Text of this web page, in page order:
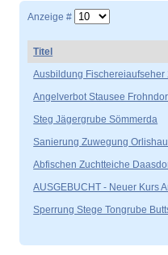
Anzeige #
Titel
Ausbildung Fischereiaufseher
Angelverbot Stausee
Steg Jägergrube Sömmerda
Sanierung Zuwegung
Abfischen Zuchtteiche
AUSGEBUCHT - Neuer Kurs
Sperrung Stege Tongrube